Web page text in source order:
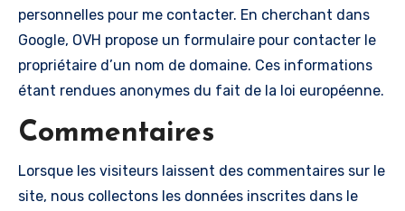
personnelles pour me contacter. En cherchant dans
Google, OVH propose un formulaire pour contacter le
propriétaire d’un nom de domaine. Ces informations
étant rendues anonymes du fait de la loi européenne.
Commentaires
Lorsque les visiteurs laissent des commentaires sur le
site, nous collectons les données inscrites dans le